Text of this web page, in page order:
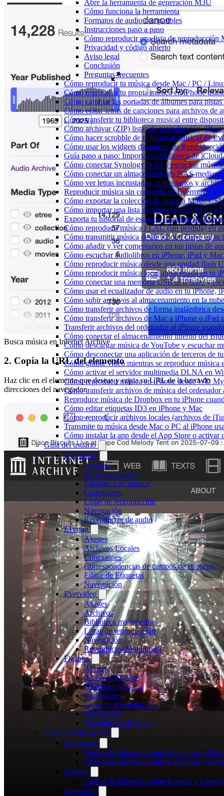
Abre la herramienta de generación M3U
Cómo funciona la herramienta
Formatos de audio compatibles
Instrucciones paso a paso
Cómo reproducir una lista de reproducción
Privacidad y código abierto
Aviso legal
Conclusión
Preguntas frecuentes
Cómo reproducir tu música desde Mac / PC /
Cómo reproducir tu propia música en iPhone
Cómo cambiar las portadas de álbumes para
Cómo editar letras de canciones para archivos de
Cómo transferir tu biblioteca musical entre
Cómo archivar (ZIP) listas de reproducción,
Cómo hacer scrobble de tu historial musical de
Cómo usar los widgets dinámicos de
Guía paso a paso: Importar tu biblioteca de
Cómo conectar Synology NAS y escuchar
Cómo conectar un almacenamiento NAS
Cómo ver letras incrustadas, comentarios y
Reproducir música sin conexión en Evermusic y
Cómo exportar la colección de pistas a M3U,
Cómo importar una lista de reproducción M3U a
Exporta tu historial de escucha completo de
Cómo reproducir música FLAC (sin pérdida) en
Cómo transmitir música desde iCloud Drive en tu
Cómo añadir y ver comentarios en tus pistas de
Cómo escuchar audiolibros en iPhone, iPad y
Cómo reproducir música desde una unidad flash
Cómo reproducir música local almacenada en tu
Cómo conectar una memoria USB al iPhone y
Cómo usar el ecualizador de audio en tu iPhone,
Cómo subir archivos al almacenamiento en la
Cómo transferir archivos de forma inalámbrica
Cómo transferir archivos de Mac a iPhone o iPad
Transferir archivos del ordenador al iPhone
Cómo conectar el almacenamiento interno del
Cómo descargar música de YouTube y escuchar
Cómo desconectar una aplicación de terceros de
Cómo grabar vídeo mientras se reproduce música
Cómo activar el servidor multimedia DLNA en
Cómo reproducir música en iPhone desde WD
Cómo transferir archivos de música del
Reproduce música de Dropbox en tu iPhone
Cómo editar etiquetas ID3 en iPhone y Mac
Cómo reproducir archivos locales (archivos de
Transmite tu música desde Mac o PC al iPhone
Cómo instalar la app desde el App Store o
Guía del usuario
Evermusic
Ajustes
Archivos locales
Biblioteca de música
Conexiones
Listas de reproducción
Navegación
Reproductor de audio
Evertag
Ajustes
Archivos Locales
Conexiones
Correspondencias de campos de etiquetas
Editor de Etiquetas
Navegación
Evervideo
Ajustes
Archivos
Biblioteca multimedia
Listas de reproducción
Navegación
Reproductor Multimedia
Flacbox
Ajustes
Archivos Locales
Biblioteca Musical
Conexiones
Listas de Reproducción
Navegación
Reproductor de Audio
Preguntas frecuentes
Evermusic
Cuál es la diferencia entre Evermusic y
Cuál es la diferencia entre Evermusic y
Evertag
Cuál es la diferencia entre Evertag y
Evervideo
Busca música en Internet Archive
2. Copia la URL del elemento
Haz clic en el elemento que deseas y copia su URL de la barra de
direcciones del navegador.